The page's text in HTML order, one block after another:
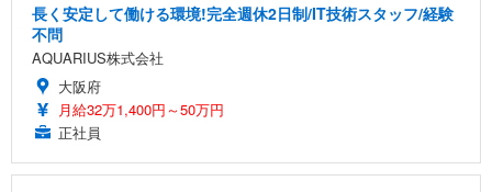
長く安定して働ける環境!完全週休2日制/IT技術スタッフ/経験
不問
AQUARIUS株式会社
大阪府
月給32万1,400円～50万円
正社員